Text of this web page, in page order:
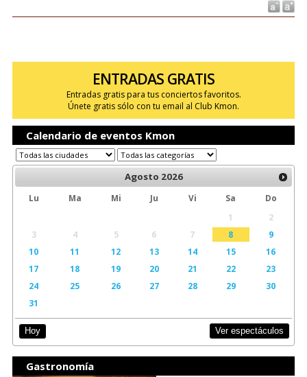
ENTRADAS GRATIS
Entradas gratis para tus conciertos favoritos.
Únete gratis sólo con tu email al Club Kmon.
Calendario de eventos Kmon
Agosto 2026
Lu Ma Mi Ju Vi Sa
Do
1
2
3
4 5 6 7 8
9
10
11 12 13 14 15
16
17
18 19 20 21 22
23
24
25 26 27 28 29
30
31
Hoy Ver espectáculos
Gastronomía